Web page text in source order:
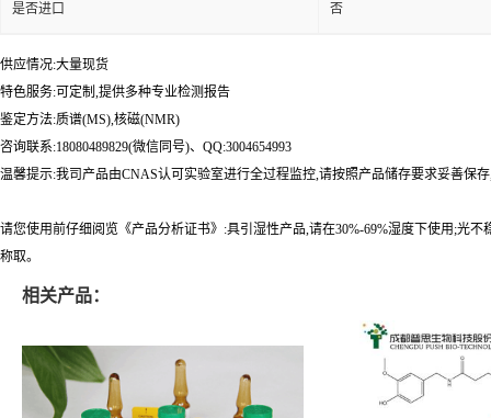
是否进口 否
供应情况:大量现货
特色服务:可定制,提供多种专业检测报告
鉴定方法:质谱(MS),核磁(NMR)
咨询联系:18080489829(微信同号)、QQ:3004654993
温馨提示:我司产品由CNAS认可实验室进行全过程监控,请按照产品储存要求妥善保
请您使用前仔细阅览《产品分析证书》:具引湿性产品,请在30%-69%湿度下使用;光
称取。
相关产品：